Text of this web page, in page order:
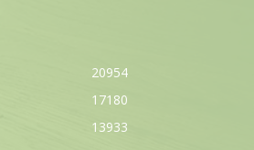
20954
17180
13933